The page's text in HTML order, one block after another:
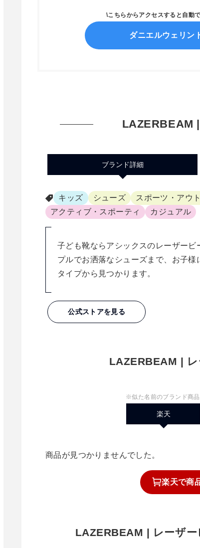
\こちらからアクセスすると自動
ダニエルウェリン
LAZERBEAM
ブランド詳細
キッズ シューズ スポーツ・アウ
アクティブ・スポーティ
カジュアル
子ども靴ならアシックスのレーザー
プルでお洒落なシューズまで、お子
タイプから見つかります。
公式ストアを見る
LAZERBEAM |
※似た名前のブランド商
楽天
商品が見つかりませんでした。
楽天で商
LAZERBEAM | レーザ